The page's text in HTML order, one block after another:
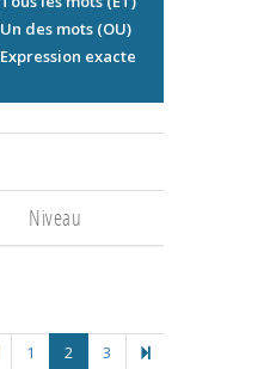
Un des mots (OU)
Expression exacte
Niveau
1 2 3